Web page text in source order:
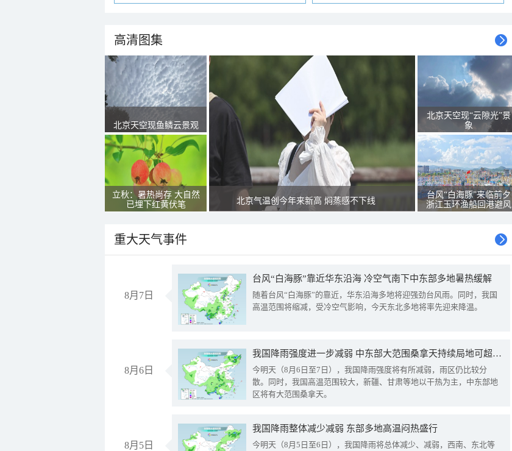
高清图集
北京天空现鱼鳞云景观
立秋：暑热尚存 大自然
已埋下红黄伏笔
北京气温创今年来新高 焖蒸感不下线
北京天空现“云隙光”景
象
台风“白海豚”来临前夕
浙江玉环渔船回港避风
重大天气事件
8月7日
台风“白海豚”靠近华东沿海 冷空气南下中东部多地暑热缓解
随着台风“白海豚”的靠近，华东沿海多地将迎强劲台风雨。同时，我国
高温范围将缩减，受冷空气影响，今天东北多地将率先迎来降温。
8月6日
我国降雨强度进一步减弱 中东部大范围桑拿天持续局地可超38℃
今明天（8月6日至7日），我国降雨强度将有所减弱，雨区仍比较分
散。同时，我国高温范围较大，新疆、甘肃等地以干热为主，中东部地
区将有大范围桑拿天。
8月5日
我国降雨整体减少减弱 东部多地高温闷热盛行
今明天（8月5日至6日），我国降雨将总体减少、减弱，西南、东北等